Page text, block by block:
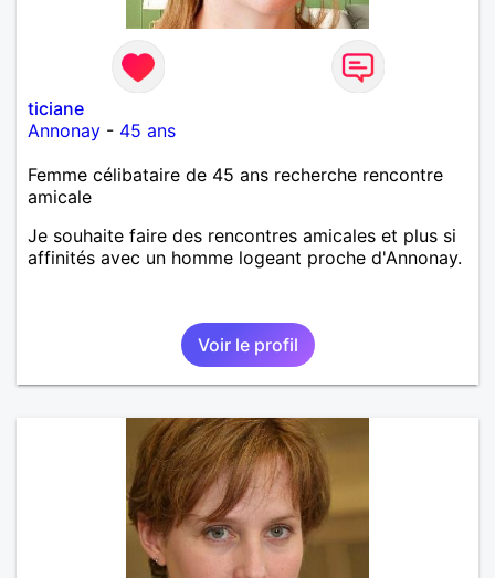
ticiane
Annonay - 45 ans
Femme célibataire de 45 ans recherche rencontre
amicale
Je souhaite faire des rencontres amicales et plus si
affinités avec un homme logeant proche d'Annonay.
Voir le profil